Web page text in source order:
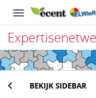
Navigation
Direct
naar
het
BEKIJK SIDEBAR